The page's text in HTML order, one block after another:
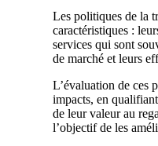
Les politiques de la
caractéristiques :
services qui sont
de marché et leurs
L’évaluation de ces
impacts, en
de leur valeur au
l’objectif de les